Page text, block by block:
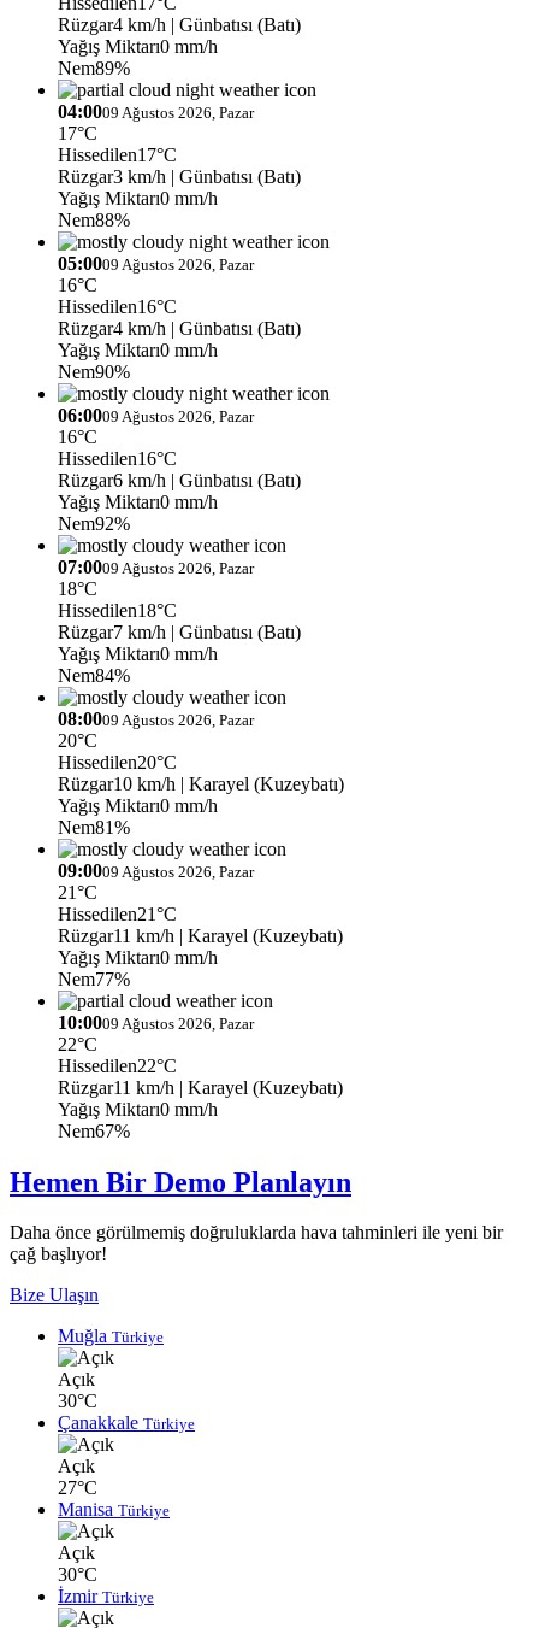
Rüzgar4 km/h | Günbatısı (Batı)
Yağış Miktarı0 mm/h
Nem89%
04:0009 Ağustos 2026, Pazar
17°C
Hissedilen17°C
Rüzgar3 km/h | Günbatısı (Batı)
Yağış Miktarı0 mm/h
Nem88%
05:0009 Ağustos 2026, Pazar
16°C
Hissedilen16°C
Rüzgar4 km/h | Günbatısı (Batı)
Yağış Miktarı0 mm/h
Nem90%
06:0009 Ağustos 2026, Pazar
16°C
Hissedilen16°C
Rüzgar6 km/h | Günbatısı (Batı)
Yağış Miktarı0 mm/h
Nem92%
07:0009 Ağustos 2026, Pazar
18°C
Hissedilen18°C
Rüzgar7 km/h | Günbatısı (Batı)
Yağış Miktarı0 mm/h
Nem84%
08:0009 Ağustos 2026, Pazar
20°C
Hissedilen20°C
Rüzgar10 km/h | Karayel (Kuzeybatı)
Yağış Miktarı0 mm/h
Nem81%
09:0009 Ağustos 2026, Pazar
21°C
Hissedilen21°C
Rüzgar11 km/h | Karayel (Kuzeybatı)
Yağış Miktarı0 mm/h
Nem77%
10:0009 Ağustos 2026, Pazar
22°C
Hissedilen22°C
Rüzgar11 km/h | Karayel (Kuzeybatı)
Yağış Miktarı0 mm/h
Nem67%
Hemen Bir Demo Planlayın
Daha önce görülmemiş doğruluklarda hava tahminleri ile yeni bir
çağ başlıyor!
Bize Ulaşın
Muğla Türkiye
Açık
30°C
Çanakkale Türkiye
Açık
27°C
Manisa Türkiye
Açık
30°C
İzmir Türkiye